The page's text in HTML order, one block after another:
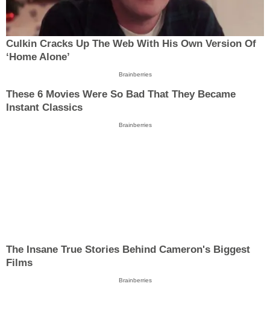
Culkin Cracks Up The Web With His Own Version Of
‘Home Alone’
Brainberries
These 6 Movies Were So Bad That They Became
Instant Classics
Brainberries
The Insane True Stories Behind Cameron's Biggest
Films
Brainberries